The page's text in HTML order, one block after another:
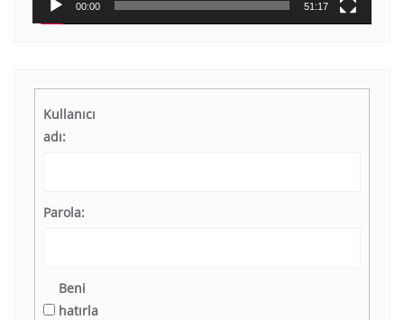
00:00 51:17
Kullanıcı
adı:
Parola:
Beni
hatırla